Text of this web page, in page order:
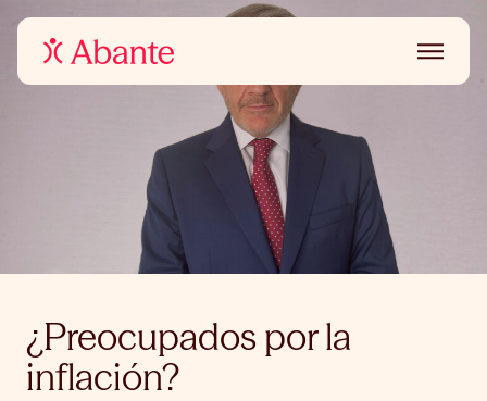
¿Preocupados por la
inflación?